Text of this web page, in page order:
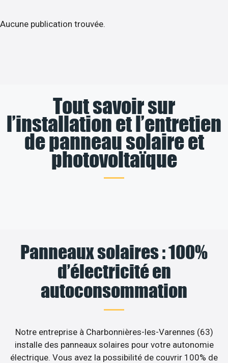
Aucune publication trouvée.
Tout savoir sur
l’installation et l’entretien
de panneau solaire et
photovoltaïque
Panneaux solaires : 100%
d’électricité en
autoconsommation
Notre entreprise à Charbonnières-les-Varennes (63)
installe des panneaux solaires pour votre autonomie
électrique. Vous avez la possibilité de couvrir 100% de